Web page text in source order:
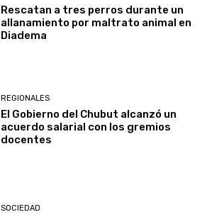
Rescatan a tres perros durante un
allanamiento por maltrato animal en
Diadema
REGIONALES
El Gobierno del Chubut alcanzó un
acuerdo salarial con los gremios
docentes
SOCIEDAD